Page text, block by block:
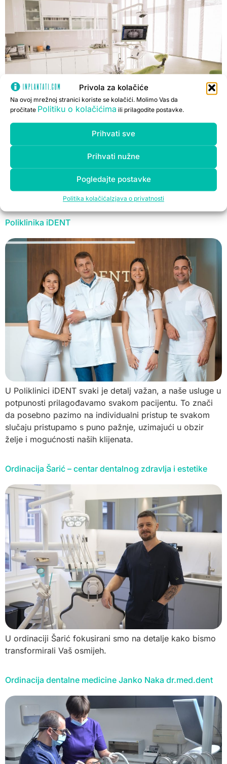
Privola za kolačiće
Na ovoj mrežnoj stranici koriste se kolačići. Molimo Vas da
pročitate Politiku o kolačićima ili prilagodite postavke.
Prihvati sve
Prihvati nužne
Pogledajte postavke
Politika kolačićaIzjava o privatnosti
Mi smo prvi stomatološki specijalistički centar u
Republici Srpskoj i nudimo usluge iz svih oblasti
stomatologije. Sa 20 godina iskustva, uz rad i podršku
od 5 doktora stomatologije i 7 stomatoloških tehničara,
u 5 ordinacija, kod nas možete riješiti sve svoje
stomatološke probleme.
Poliklinika iDENT
U Poliklinici iDENT svaki je detalj važan, a naše usluge u
potpunosti prilagođavamo svakom pacijentu. To znači
da posebno pazimo na individualni pristup te svakom
slučaju pristupamo s puno pažnje, uzimajući u obzir
želje i mogućnosti naših klijenata.
Ordinacija Šarić – centar dentalnog zdravlja i estetike
U ordinaciji Šarić fokusirani smo na detalje kako bismo
transformirali Vaš osmijeh.
Ordinacija dentalne medicine Janko Naka dr.med.dent